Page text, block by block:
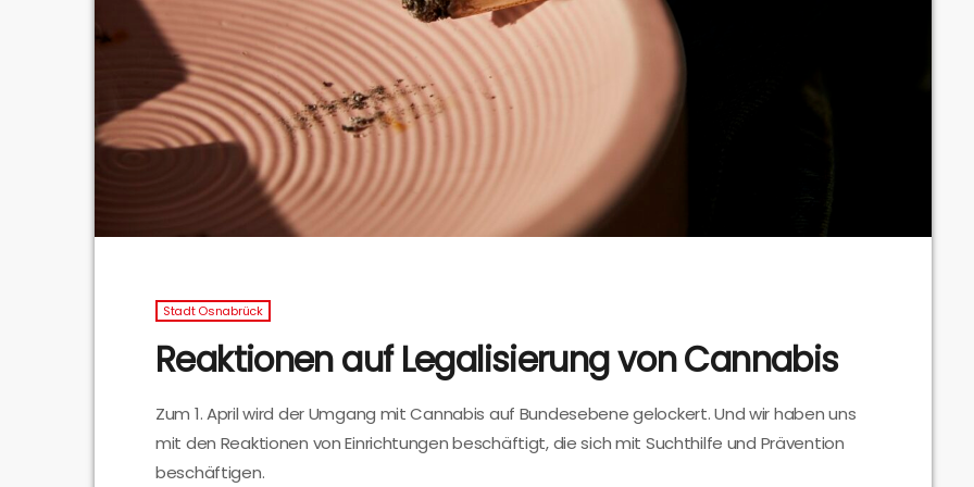
Stadt Osnabrück
Reaktionen auf Legalisierung von Cannabis
Zum 1. April wird der Umgang mit Cannabis auf Bundesebene gelockert. Und wir haben uns
mit den Reaktionen von Einrichtungen beschäftigt, die sich mit Suchthilfe und Prävention
beschäftigen.